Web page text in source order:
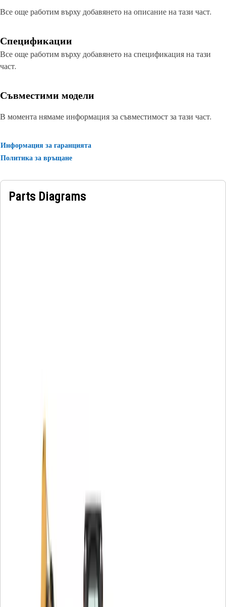
Все още работим върху добавянето на описание на тази част.
Спецификации
Все още работим върху добавянето на спецификация на тази
част.
Съвместими модели
В момента нямаме информация за съвместимост за тази част.
Информация за гаранцията
Политика за връщане
Parts Diagrams